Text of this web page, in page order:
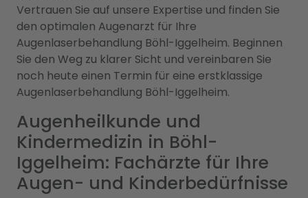
Vertrauen Sie auf unsere Expertise und finden Sie
den optimalen Augenarzt für Ihre
Augenlaserbehandlung Böhl-Iggelheim. Beginnen
Sie den Weg zu klarer Sicht und vereinbaren Sie
noch heute einen Termin für eine erstklassige
Augenlaserbehandlung Böhl-Iggelheim.
Augenheilkunde und
Kindermedizin in Böhl-
Iggelheim: Fachärzte für Ihre
Augen- und Kinderbedürfnisse